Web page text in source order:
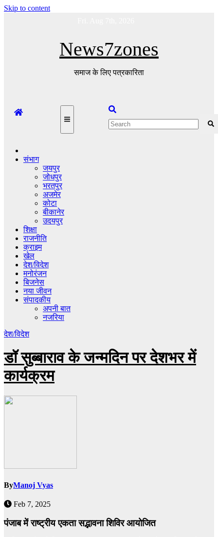
Skip to content
News7zones
समाज के लिए पत्रकारिता
संभाग
जयपुर
जोधपुर
भरतपुर
अजमेर
कोटा
बीकानेर
उदयपुर
शिक्षा
राजनीति
क्राइम
खेल
देश/विदेश
मनोरंजन
बिजनेस
नया जीवन
संपादकीय
अपनी बात
नजरिया
देश/विदेश
डॉ सुब्बाराव के जन्मदिन पर देशभर में
कार्यक्रम
ByManoj Vyas
Feb 7, 2025
पंजाब में राष्ट्रीय एकता सद्भावना शिविर आयोजित